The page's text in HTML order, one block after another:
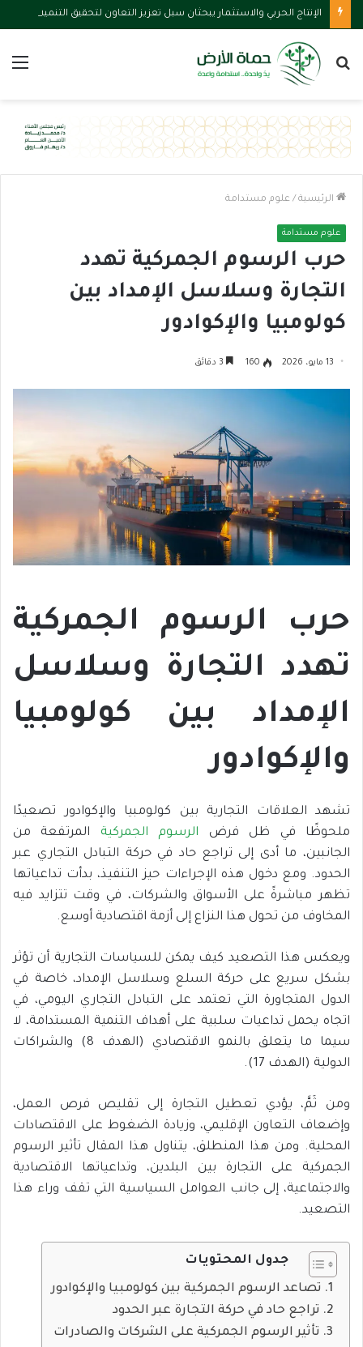
بحث
الرئيسية / علوم مستدامة
علوم مستدامة
حرب الرسوم الجمركية تهدد
التجارة وسلاسل الإمداد بين
كولومبيا والإكوادور
13 مايو، 2026 160
حرب الرسوم الجمركية
تهدد التجارة وسلاسل
الإمداد بين كولومبيا
والإكوادور
تشهد العلاقات التجارية بين كولومبيا والإكوادور تصعيدًا
ملحوظًا في ظل فرض الرسوم الجمركية المرتفعة من
الجانبين، ما أدى إلى تراجع حاد في حركة التبادل التجاري عبر
الحدود. ومع دخول هذه الإجراءات حيز التنفيذ، بدأت تداعياتها
تظهر مباشرةً على الأسواق والشركات، في وقت تتزايد فيه
المخاوف من تحول هذا النزاع إلى أزمة اقتصادية أوسع.
ويعكس هذا التصعيد كيف يمكن للسياسات التجارية أن تؤثر
بشكل سريع على حركة السلع وسلاسل الإمداد، خاصة في
الدول المتجاورة التي تعتمد على التبادل التجاري اليومي، في
اتجاه يحمل تداعيات سلبية على أهداف التنمية المستدامة، لا
سيما ما يتعلق بالنمو الاقتصادي (الهدف 8) والشراكات
الدولية (الهدف 17).
ومن ثَمَّ، يؤدي تعطيل التجارة إلى تقليص فرص العمل،
وإضعاف التعاون الإقليمي، وزيادة الضغوط على الاقتصادات
المحلية. ومن هذا المنطلق، يتناول هذا المقال تأثير الرسوم
الجمركية على التجارة بين البلدين، وتداعياتها الاقتصادية
والاجتماعية، إلى جانب العوامل السياسية التي تقف وراء هذا
التصعيد.
جدول المحتويات
تصاعد الرسوم الجمركية بين كولومبيا والإكوادور
تراجع حاد في حركة التجارة عبر الحدود
تأثير الرسوم الجمركية على الشركات والصادرات